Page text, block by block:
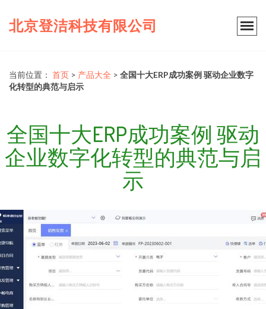
北京登洁科技有限公司
当前位置： 首页 > 产品大全 > 全国十大ERP成功案例 驱动企业数字
化转型的典范与启示
全国十大ERP成功案例 驱动
企业数字化转型的典范与启
示